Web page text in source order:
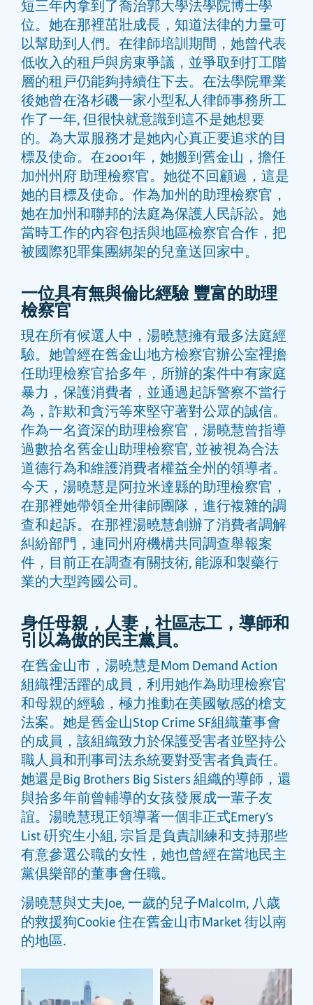
短三年內拿到了喬治郭大學法學院博士學
位。她在那裡茁壯成長，知道法律的力量可
以幫助到人們。在律師培訓期間，她曾代表
低收入的租戶與房東爭議，並爭取到打工階
層的租戸仍能夠持續住下去。在法學院畢業
後她曾在洛杉磯一家小型私人律師事務所工
作了一年, 但很快就意識到這不是她想要
的。為大眾服務才是她內心真正要追求的目
標及使命。在2001年，她搬到舊金山，擔任
加州州府 助理檢察官。她從不回顧過，這是
她的目標及使命。作為加州的助理檢察官，
她在加州和聯邦的法庭為保護人民訴訟。她
當時工作的內容包括與地區檢察官合作，把
被國際犯罪集團綁架的兒童送回家中。
一位具有無與倫比經驗 豐富的助理
檢察官
現在所有候選人中，湯曉慧擁有最多法庭經
驗。她曽經在舊金山地方檢察官辦公室𥚃擔
任助理檢察官拾多年，所辦的案件中有家庭
暴力，保護消費者，並通過起訴警察不當行
為，詐欺和貪污等來堅守著對公眾的誠信。
作為一名資深的助理檢察官，湯曉慧曾指導
過數拾名舊金山助理檢察官, 並被視為合法
道德行為和維護消費者權益全州的領導者。
今天，湯曉慧是阿拉米達縣的助理檢察官，
在那裡她帶領全卅律師團隊，進行複雜的調
查和起訴。在那裡湯曉慧創辦了消費者調解
糾紛部門，連同州府機構共同調查舉報案
件，目前正在調查有關技術, 能源和製藥行
業的大型跨國公司。
身任母親，人妻，社區志工，導師和
引以為傲的民主黨員。
在舊金山市，湯曉慧是Mom Demand Action
組織𥚃活躍的成員，利用她作為助理檢察官
和母親的經驗，極力推動在美國敏感的槍支
法案。她是舊金山Stop Crime SF組織董事會
的成員，該組織致力於保護受害者並堅持公
職人員和刑事司法糸統要對受害者負責任。
她還是Big Brothers Big Sisters 組織的導師，還
與拾多年前曾輔導的女孩發展成一輩子友
誼。湯䁱慧現正領導著一個非正式Emery’s
List 硏究生小組, 宗旨是負責訓練和支持那些
有意參選公職的女性，她也曾經在當地民主
黨倶樂部的董事會任職。
湯曉慧與丈夫Joe, 一歲的兒子Malcolm, 八歳
的救援狗Cookie 住在舊金山市Market 街以南
的地區.